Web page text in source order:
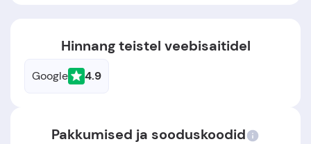
Hinnang teistel veebisaitidel
Google 4.9
Pakkumised ja sooduskoodid